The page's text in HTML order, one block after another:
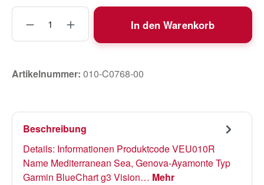
Produkt Anzahl: Gib den gewünschten
In den Warenkorb
Artikelnummer: 010-C0768-00
Beschreibung
Details: Informationen Produktcode VEU010R
Name Mediterranean Sea, Genova-Ayamonte Typ
Garmin BlueChart g3 Vision… Mehr